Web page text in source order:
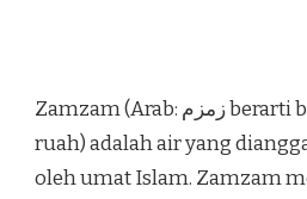
Zamzam (Arab: زمزم‎ berarti banyak, melimpah-
ruah) adalah air yang
oleh umat Islam. Zamzam